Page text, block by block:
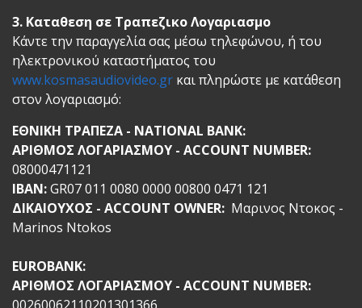
3. Καταθεση σε Τραπεζικο Λογαριασμο
Κάντε την παραγγελία σας μέσω τηλεφώνου, ή του
ηλεκτρονικού καταστήματος του
www.kosmasaudiovideo.gr και πληρώστε με κατάθεση
στον λογαριασμό:
ΕΘΝΙΚΗ ΤΡΑΠΕΖΑ - NATIONAL BANK:
ΑΡΙΘΜΟΣ ΛΟΓΑΡΙΑΣΜΟΥ - ACCOUNT NUMBER:
08000471121
ΙΒΑN:GR07 011 0080 0000 00800 0471 121
ΔΙΚΑΙΟΥΧΟΣ - ACCOUNT OWNER: Mαρινος Ντοκος -
Marinos Ntokos
EUROBANK:
ΑΡΙΘΜΟΣ ΛΟΓΑΡΙΑΣΜΟΥ - ACCOUNT NUMBER: